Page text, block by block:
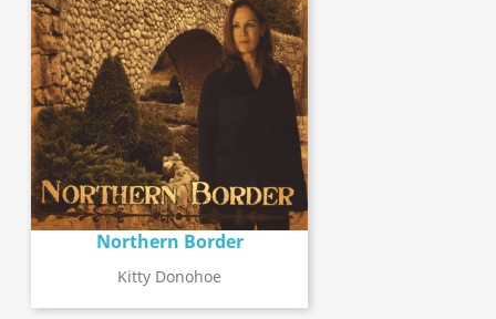
Northern Border
Kitty Donohoe